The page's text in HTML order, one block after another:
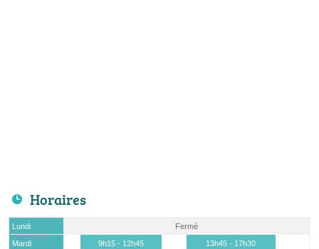
Horaires
Lundi
Fermé
Mardi
9h15 - 12h45
13h45 - 17h30